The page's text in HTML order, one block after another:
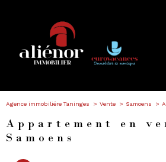
Agence immobiliére Taninges Vente Samoens
Appartement en
Samoens